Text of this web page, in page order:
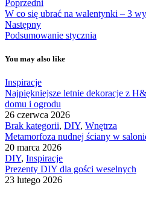
Poprzedni
W co się ubrać na walentynki – 3
Następny
Podsumowanie stycznia
You may also like
Inspiracje
Najpiękniejsze letnie dekoracje z
domu i ogrodu
26 czerwca 2026
Brak kategorii, DIY, Wnętrza
Metamorfoza nudnej ściany w
20 marca 2026
DIY, Inspiracje
Prezenty DIY dla gości weselnych
23 lutego 2026